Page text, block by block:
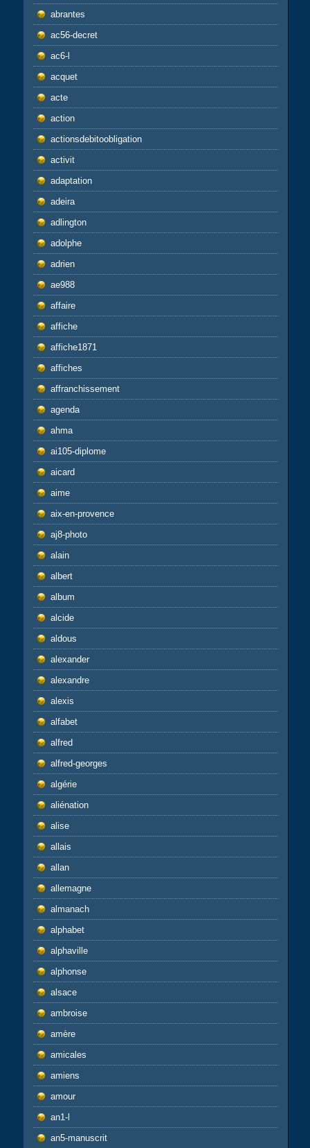
abrantes
ac56-decret
ac6-l
acquet
acte
action
actionsdebitoobligation
activit
adaptation
adeira
adlington
adolphe
adrien
ae988
affaire
affiche
affiche1871
affiches
affranchissement
agenda
ahma
ai105-diplome
aicard
aime
aix-en-provence
aj8-photo
alain
albert
album
alcide
aldous
alexander
alexandre
alexis
alfabet
alfred
alfred-georges
algérie
aliénation
alise
allais
allan
allemagne
almanach
alphabet
alphaville
alphonse
alsace
ambroise
amère
amicales
amiens
amour
an1-l
an5-manuscrit